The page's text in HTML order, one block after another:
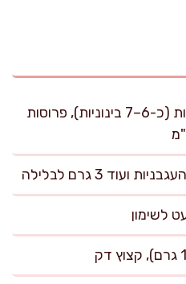
800 גרם עגבניות בשלות (כ-6–7 בינוניות), פרוסות